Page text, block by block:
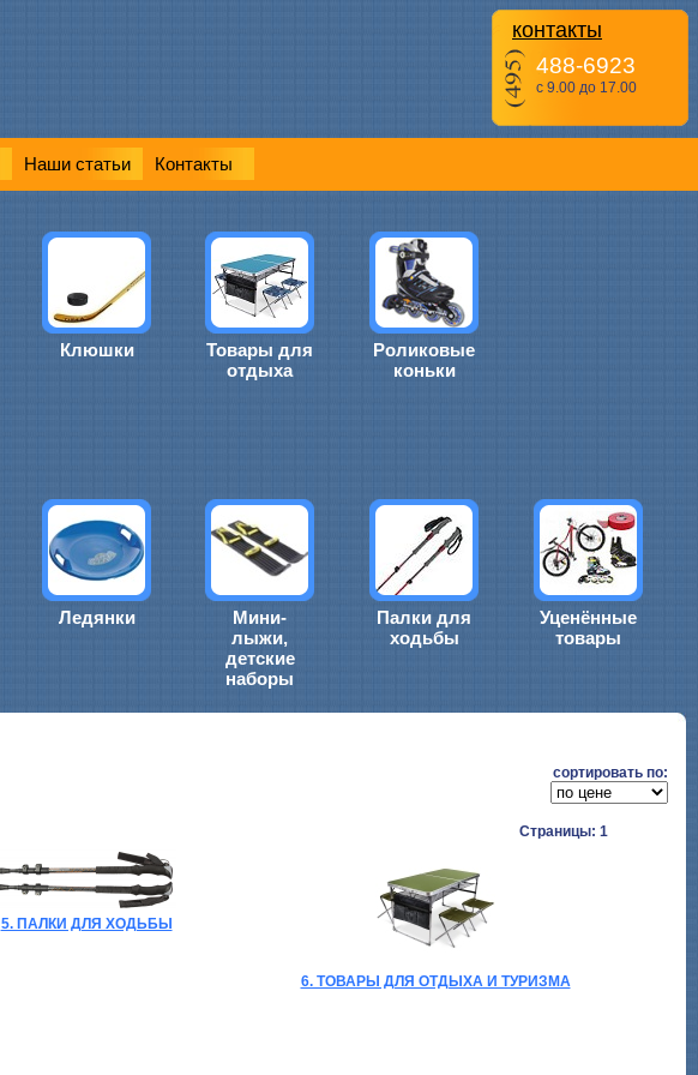
контакты
488-6923
с 9.00 до 17.00
Наши статьи Контакты
Клюшки
Товары для
отдыха
Роликовые
коньки
Ледянки
Мини-
лыжи,
детские
наборы
Палки для
ходьбы
Уценённые
товары
cортировать по:
Страницы: 1
5. ПАЛКИ ДЛЯ ХОДЬБЫ
6. ТОВАРЫ ДЛЯ ОТДЫХА И ТУРИЗМА